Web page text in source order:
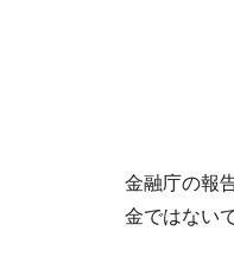
金融庁の報
金ではない